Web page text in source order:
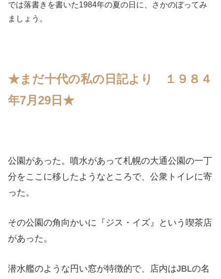
では落書きを書いた1984年の夏の日に、さかのぼってみ
ましょう。
★まだ十代の私の日記より １９８４
年7月29日★
公園があった。噴水があって札幌の大通公園の一丁
分をここに移したようなところで、公衆トイレに寄
った。
その公園の角向かいに『ジス・イズ』という喫茶店
があった。
潜水艦のような円い窓が特徴的で、店内はJBLの名